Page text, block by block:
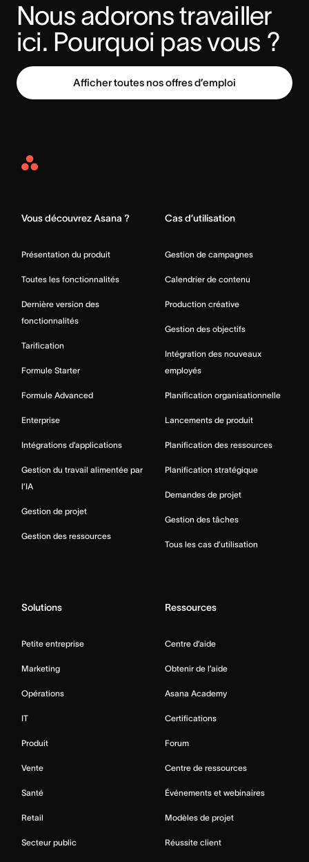
Nous adorons travailler
ici. Pourquoi pas vous ?
Afficher toutes nos offres d’emploi
Asana
Vous découvrez Asana ?
Présentation du produit
Toutes les fonctionnalités
Dernière version des
fonctionnalités
Tarification
Formule Starter
Formule Advanced
Enterprise
Intégrations d’applications
Gestion du travail alimentée par
l’IA
Gestion de projet
Gestion des ressources
Cas d’utilisation
Gestion de campagnes
Calendrier de contenu
Production créative
Gestion des objectifs
Intégration des nouveaux
employés
Planification organisationnelle
Lancements de produit
Planification des ressources
Planification stratégique
Demandes de projet
Gestion des tâches
Tous les cas d’utilisation
Solutions
Petite entreprise
Marketing
Opérations
IT
Produit
Vente
Santé
Retail
Secteur public
Ressources
Centre d’aide
Obtenir de l’aide
Asana Academy
Certifications
Forum
Centre de ressources
Événements et webinaires
Modèles de projet
Réussite client